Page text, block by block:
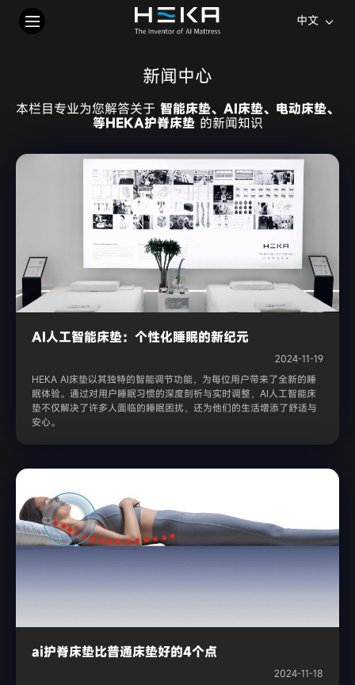
中文
新闻中心
本栏目专业为您解答关于 智能床垫、AI床垫、电动床垫、
等HEKA护脊床垫的新闻知识
AI人工智能床垫：个性化睡眠的新纪元
2024-11-19
HEKA AI床垫以其独特的智能调节功能，为每位用户带来了全新的睡
眠体验。通过对用户睡眠习惯的深度剖析与实时调整，AI人工智能床
垫不仅解决了许多人面临的睡眠困扰，还为他们的生活增添了舒适与
安心。
ai护脊床垫比普通床垫好的4个点
2024-11-18